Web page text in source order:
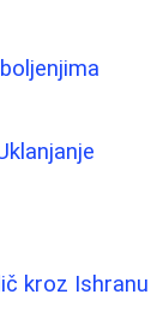
kroz Ishranu